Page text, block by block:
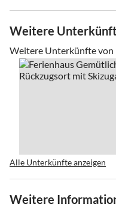
Weitere
Weitere Unterkünfte von
Alle Unterkünfte anzeigen
Weitere